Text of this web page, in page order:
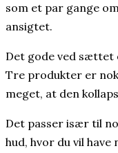
som et par gange
ansigtet.
Det gode ved sættet
Tre produkter er
meget, at den
Det passer især til
hud, hvor du vil